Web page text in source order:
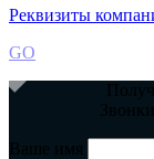
Реквизиты
GO
Ваше имя